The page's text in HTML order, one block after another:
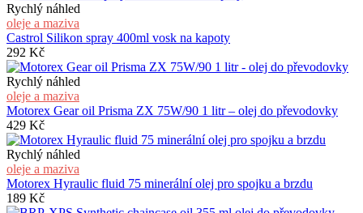
Rychlý náhled
oleje a maziva
Castrol Silikon spray 400ml vosk na kapoty
292 Kč
Rychlý náhled
oleje a maziva
Motorex Gear oil Prisma ZX 75W/90 1 litr – olej do převodovky
429 Kč
Rychlý náhled
oleje a maziva
Motorex Hyraulic fluid 75 minerální olej pro spojku a brzdu
189 Kč